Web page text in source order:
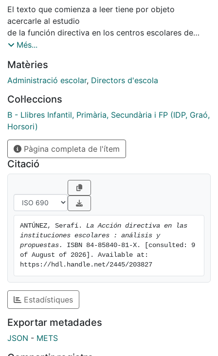
El texto que comienza a leer tiene por objeto
acercarle al estudio
de la función directiva en los centros escolares de
enseñanza
procedimientos y guías de acción para analizar y
profundizar
la convicción
de que esos procesos deben estar orientados por los
princip
ios de participación, transparencia e innovación y por
los
valores propios de una sociedad democrática.
A lo largo de sus apartados se plantea la necesidad de
la acción de dirigir como una tarea que se desarrolla
en
equipo y se señala el papel de los directivos y de los
Equipos de
Directivos como un factor determinante para hacer
posibles las
innovaciones y las mejoras de los centros escolares
que todos
deseamos.
Més...
Matèries
Administració escolar, Directors d'escola
Col·leccions
B - Llibres Infantil, Primària, Secundària i FP (IDP, Graó,
Horsori)
Pàgina completa de l'ítem
Citació
ANTÚNEZ, Serafí. La Acción directiva en las
instituciones escolares : análisis y
propuestas.
ISBN 84-85840-81-X. [consulted: 9
of August of 2026]. Available at:
https://hdl.handle.net/2445/203827
Estadístiques
Exportar metadades
JSON - METS